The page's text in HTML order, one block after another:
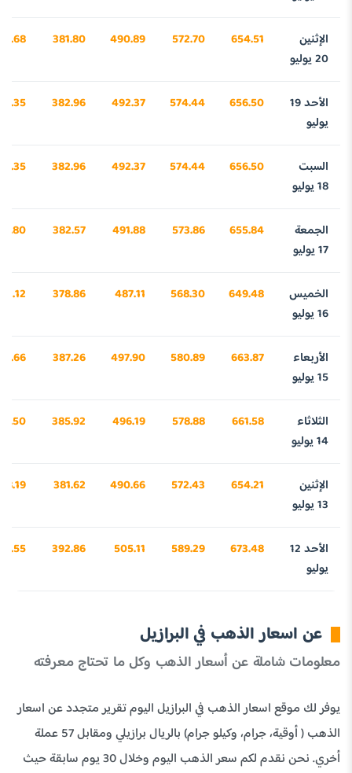
الإثنين
20 يوليو
654.51
572.70
490.89
381.80
الأحد 19
يوليو
656.50
574.44
492.37
382.96
السبت
18 يوليو
656.50
574.44
492.37
382.96
الجمعة
17 يوليو
655.84
573.86
491.88
382.57
الخميس
16 يوليو
649.48
568.30
487.11
378.86
الأربعاء
15 يوليو
663.87
580.89
497.90
387.26
الثلاثاء
14 يوليو
661.58
578.88
496.19
385.92
الإثنين
13 يوليو
654.21
572.43
490.66
381.62
الأحد 12
يوليو
673.48
589.29
505.11
392.86
عن اسعار الذهب في البرازيل
معلومات شاملة عن أسعار الذهب وكل ما تحتاج معرفته
يوفر لك موقع اسعار الذهب في البرازيل اليوم تقرير متجدد عن اسعار
الذهب ( أوقية، جرام، وكيلو جرام) بالريال برازيلي ومقابل 57 عملة
أخري. نحن نقدم لكم سعر الذهب اليوم وخلال 30 يوم سابقة حيث